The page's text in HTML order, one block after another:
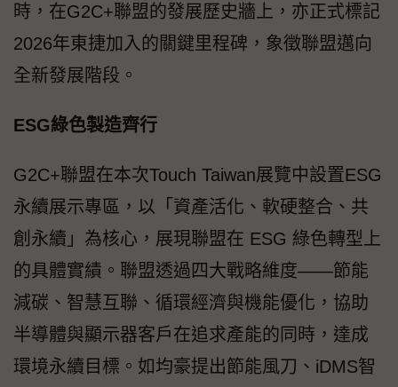
時，在G2C+聯盟的發展歷史牆上，亦正式標記
2026年東捷加入的關鍵里程碑，象徵聯盟邁向
全新發展階段。
ESG綠色製造齊行
G2C+聯盟在本次Touch Taiwan展覽中設置ESG
永續展示專區，以「資產活化、軟硬整合、共
創永續」為核心，展現聯盟在 ESG 綠色轉型上
的具體實績。聯盟透過四大戰略維度——節能
減碳、智慧互聯、循環經濟與機能優化，協助
半導體與顯示器客戶在追求產能的同時，達成
環境永續目標。如均豪提出節能風刀、iDMS智